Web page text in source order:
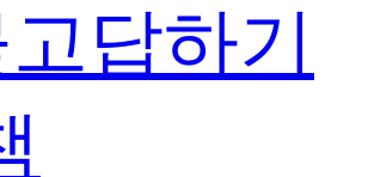
답하기